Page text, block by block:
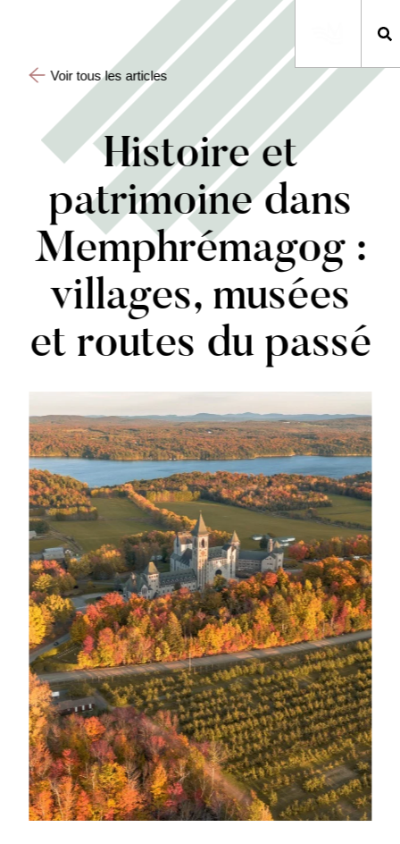
Voir tous les articles
Histoire et
patrimoine dans
Memphrémagog :
villages, musées
et routes du passé